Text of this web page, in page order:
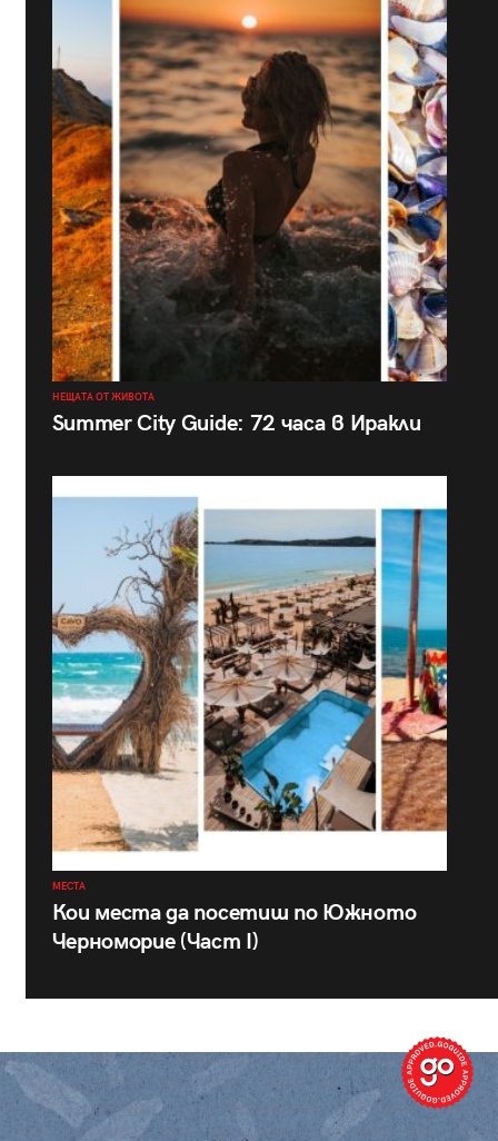
НЕЩАТА ОТ ЖИВОТА
Summer City Guide: 72 часа в Иракли
МЕСТА
Кои места да посетиш по Южното
Черноморие (Част I)